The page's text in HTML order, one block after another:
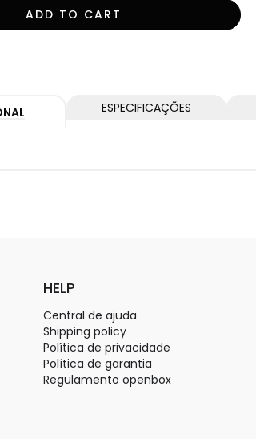
ADD TO CART
ESPECIFICAÇÕES
HELP
Central de ajuda
Shipping policy
Política de privacidade
Política de garantia
Regulamento openbox